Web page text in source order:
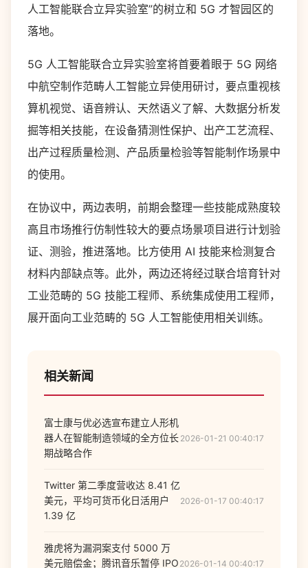
人工智能联合立异实验室”的树立和 5G 才智园区的
落地。
5G 人工智能联合立异实验室将首要着眼于 5G 网络
中航空制作范畴人工智能立异使用研讨，要点重视核
算机视觉、语音辨认、天然语义了解、大数据分析发
掘等相关技能，在设备猜测性保护、出产工艺流程、
出产过程质量检测、产品质量检验等智能制作场景中
的使用。
在协议中，两边表明，前期会整理一些技能成熟度较
高且市场推行仿制性较大的要点场景项目进行计划验
证、测验，推进落地。比方使用 AI 技能来检测复合
材料内部缺点等。此外，两边还将经过联合培育针对
工业范畴的 5G 技能工程师、系统集成使用工程师，
展开面向工业范畴的 5G 人工智能使用相关训练。
相关新闻
富士康与优必选宣布建立人形机
器人在智能制造领域的全方位长
期战略合作
2026-01-21 00:40:17
Twitter 第二季度营收达 8.41 亿
美元，平均可货币化日活用户
1.39 亿
2026-01-17 00:40:17
雅虎将为漏洞案支付 5000 万
美元赔偿金；腾讯音乐暂停 IPO 2026-01-14 00:40:17